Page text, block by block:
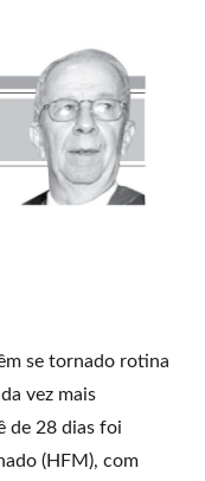
se tornado rotina
vez mais
de 28 dias foi
(HFM), com